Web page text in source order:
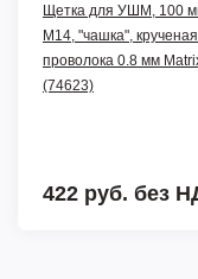
Щетка для УШМ, 100
М14, "чашка", крученая
проволока 0.8 мм
(74623)
422 руб. без